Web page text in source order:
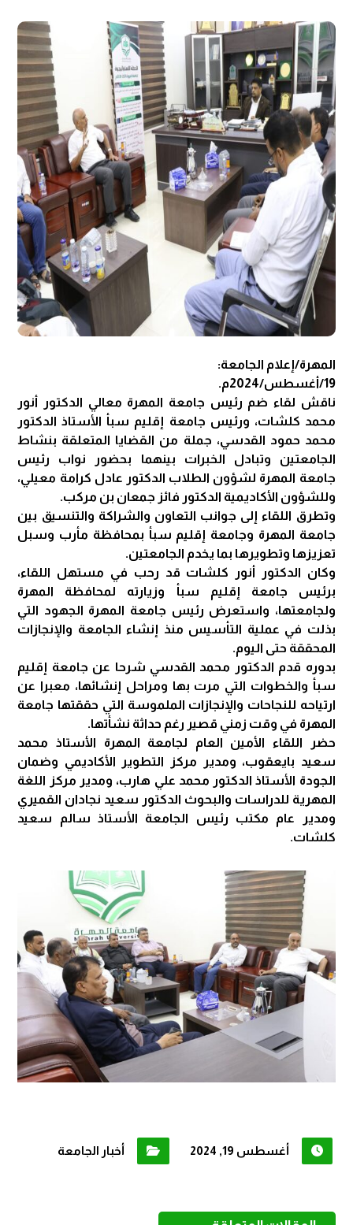
المهرة/إعلام الجامعة:
19/أغسطس/2024م.
ناقش لقاء ضم رئيس جامعة المهرة معالي الدكتور أنور
محمد كلشات، ورئيس جامعة إقليم سبأ الأستاذ الدكتور
محمد حمود القدسي، جملة من القضايا المتعلقة بنشاط
الجامعتين وتبادل الخبرات بينهما بحضور نواب رئيس
جامعة المهرة لشؤون الطلاب الدكتور عادل كرامة معيلي،
وللشؤون الأكاديمية الدكتور فائز جمعان بن مركب.
وتطرق اللقاء إلى جوانب التعاون والشراكة والتنسيق بين
جامعة المهرة وجامعة إقليم سبأ بمحافظة مأرب وسبل
تعزيزها وتطويرها بما يخدم الجامعتين.
وكان الدكتور أنور كلشات قد رحب في مستهل اللقاء،
برئيس جامعة إقليم سبأ وزيارته لمحافظة المهرة
ولجامعتها، واستعرض رئيس جامعة المهرة الجهود التي
بذلت في عملية التأسيس منذ إنشاء الجامعة والإنجازات
المحققة حتى اليوم.
بدوره قدم الدكتور محمد القدسي شرحا عن جامعة إقليم
سبأ والخطوات التي مرت بها ومراحل إنشائها، معبرا عن
ارتياحه للنجاحات والإنجازات الملموسة التي حققتها جامعة
المهرة في وقت زمني قصير رغم حداثة نشأتها.
حضر اللقاء الأمين العام لجامعة المهرة الأستاذ محمد
سعيد بايعقوب، ومدير مركز التطوير الأكاديمي وضمان
الجودة الأستاذ الدكتور محمد علي هارب، ومدير مركز اللغة
المهرية للدراسات والبحوث الدكتور سعيد نجادان القميري
ومدير عام مكتب رئيس الجامعة الأستاذ سالم سعيد
كلشات.
أغسطس 19, 2024 أخبار الجامعة